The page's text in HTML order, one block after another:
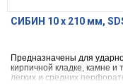
СИБИН 10 х 210 мм,
Предназначены для
кирпичной кладке, камне и
легких и средних